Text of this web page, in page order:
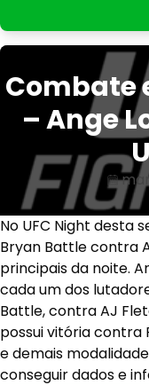
Combate
– Ange
No UFC Night desta
Bryan Battle contra
principais da noite.
cada um dos
Battle, contra AJ
possui vitória contra
e demais
conseguir dados e